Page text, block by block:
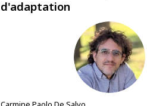
d'adaptation
CPDS